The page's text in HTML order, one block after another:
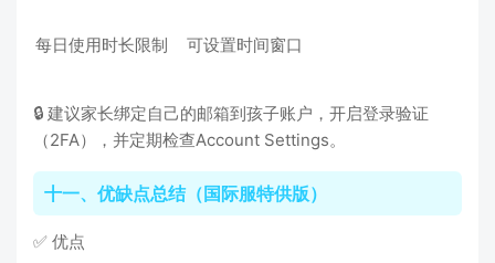
每日使用时长限制 可设置时间窗口
🔒 建议家长绑定自己的邮箱到孩子账户，开启登录验证
（2FA），并定期检查Account Settings。
十一、优缺点总结（国际服特供版）
✅ 优点